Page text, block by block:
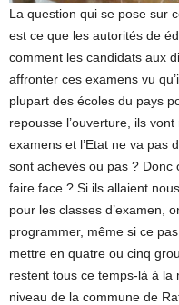
La question qui se pose sur
est ce que les autorités de
comment les candidats aux
affronter ces examens vu
plupart des écoles du pays
repousse l’ouverture, ils
examens et l’Etat ne va pas
sont achevés ou pas ?
faire face ? Si ils allaient
pour les classes d’examen,
programmer, même si ce
mettre en quatre ou cinq
restent tous ce temps-là à la
niveau de la commune de